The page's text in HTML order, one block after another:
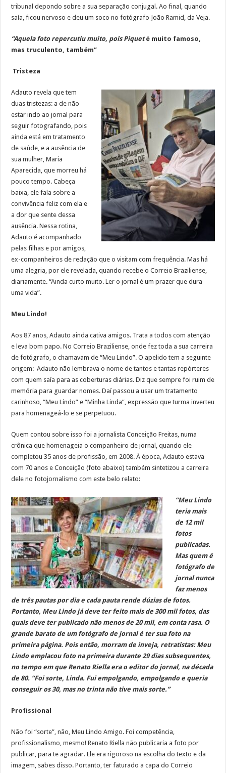
tribunal depondo sobre a sua separação conjugal. Ao final, quando
saía, ficou nervoso e deu um soco no fotógrafo João Ramid, da Veja.
“Aquela foto repercutiu muito, pois Piqueté muito famoso,
mas truculento, também”
Tristeza
Adauto revela que tem
duas tristezas: a de não
estar indo ao jornal para
seguir fotografando, pois
ainda está em tratamento
de saúde, e a ausência de
sua mulher, Maria
Aparecida, que morreu há
pouco tempo. Cabeça
baixa, ele fala sobre a
convivência feliz com ela e
a dor que sente dessa
ausência. Nessa rotina,
Adauto é acompanhado
pelas filhas e por amigos,
ex-companheiros de redação que o visitam com frequência. Mas há
uma alegria, por ele revelada, quando recebe o Correio Braziliense,
diariamente. “Ainda curto muito. Ler o jornal é um prazer que dura
uma vida”.
Meu Lindo!
Aos 87 anos, Adauto ainda cativa amigos. Trata a todos com atenção
e leva bom papo. No Correio Braziliense, onde fez toda a sua carreira
de fotógrafo, o chamavam de “Meu Lindo”. O apelido tem a seguinte
origem: Adauto não lembrava o nome de tantos e tantas repórteres
com quem saía para as coberturas diárias. Diz que sempre foi ruim de
memória para guardar nomes. Daí passou a usar um tratamento
carinhoso, “Meu Lindo” e “Minha Linda”, expressão que turma inverteu
para homenageá-lo e se perpetuou.
Quem contou sobre isso foi a jornalista Conceição Freitas, numa
crônica que homenageia o companheiro de jornal, quando ele
completou 35 anos de profissão, em 2008. À época, Adauto estava
com 70 anos e Conceição (foto abaixo) também sintetizou a carreira
dele no fotojornalismo com este belo relato:
“Meu Lindo
teria mais
de 12 mil
fotos
publicadas.
Mas quem é
fotógrafo de
jornal nunca
faz menos
de três pautas por dia e cada pauta rende dúzias de fotos.
Portanto, Meu Lindo já deve ter feito mais de 300 mil fotos, das
quais deve ter publicado não menos de 20 mil, em conta rasa. O
grande barato de um fotógrafo de jornal é ter sua foto na
primeira página. Pois então, morram de inveja, retratistas: Meu
Lindo emplacou foto na primeira durante 29 dias subsequentes,
no tempo em que Renato Riella era o editor do jornal, na década
de 80. “Foi sorte, Linda. Fui empolgando, empolgando e queria
conseguir os 30, mas no trinta não tive mais sorte.”
Profissional
Não foi “sorte”, não, Meu Lindo Amigo. Foi competência,
profissionalismo, mesmo! Renato Riella não publicaria a foto por
publicar, para te agradar. Ele era rigoroso na escolha do texto e da
imagem, sabes disso. Portanto, ter faturado a capa do Correio